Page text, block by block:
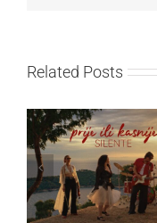
Related Posts
Silente objavio novi
singl “Prije ili kasnije”